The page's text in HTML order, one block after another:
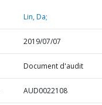
Lin, Da;
2019/07/07
Document d'audit
AUD0022108